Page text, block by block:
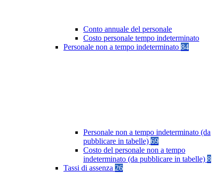
Conto annuale del personale
Costo personale tempo indeterminato
Personale non a tempo indeterminato 84
Personale non a tempo indeterminato (da
pubblicare in tabelle) 69
Costo del personale non a tempo
indeterminato (da pubblicare in tabelle) 8
Tassi di assenza 26